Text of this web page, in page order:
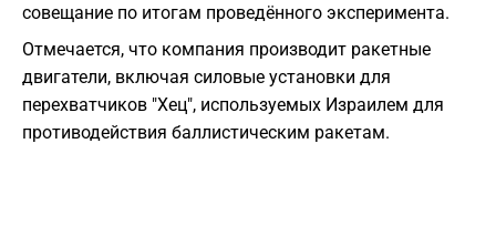
совещание по итогам проведённого эксперимента.
Отмечается, что компания производит ракетные
двигатели, включая силовые установки для
перехватчиков "Хец", используемых Израилем для
противодействия баллистическим ракетам.